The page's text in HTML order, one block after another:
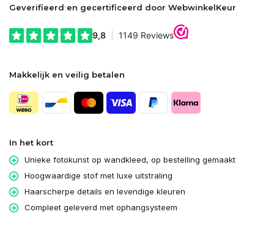
Geverifieerd en gecertificeerd door WebwinkelKeur
Makkelijk en veilig betalen
In het kort
Unieke fotokunst op wandkleed, op bestelling gemaakt
Hoogwaardige stof met luxe uitstraling
Haarscherpe details en levendige kleuren
Compleet geleverd met ophangsysteem